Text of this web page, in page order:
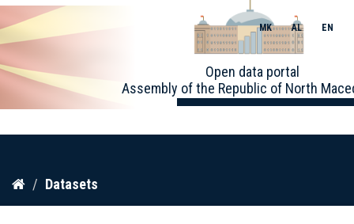
Skip
content
Open data portal
Assembly of the Republic of North
MK AL EN
Datasets